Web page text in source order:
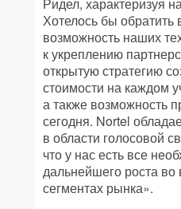
Хотелось бы обратить
возможность наших
к укреплению
открытую стратегию
стоимости на каждом
а также возможность
сегодня. Nortel
в области голосовой
что у нас есть все
дальнейшего роста
сегментах рынка».